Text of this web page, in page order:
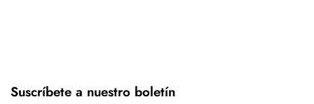
Suscríbete a nuestro boletín